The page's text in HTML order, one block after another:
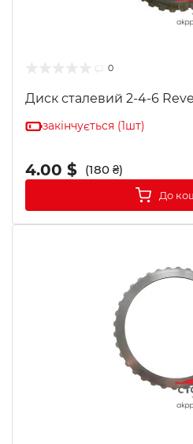
0
Диск сталевий 2-4-6
закінчується (1шт)
4.00 $ (180 ₴)
До